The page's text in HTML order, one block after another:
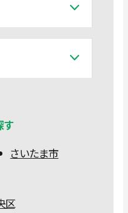
す
さいたま市
区